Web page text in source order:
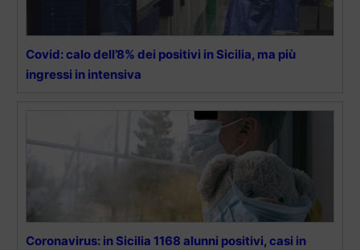
Covid: calo dell’8% dei positivi in Sicilia, ma più
ingressi in intensiva
Coronavirus: in Sicilia 1168 alunni positivi, casi in